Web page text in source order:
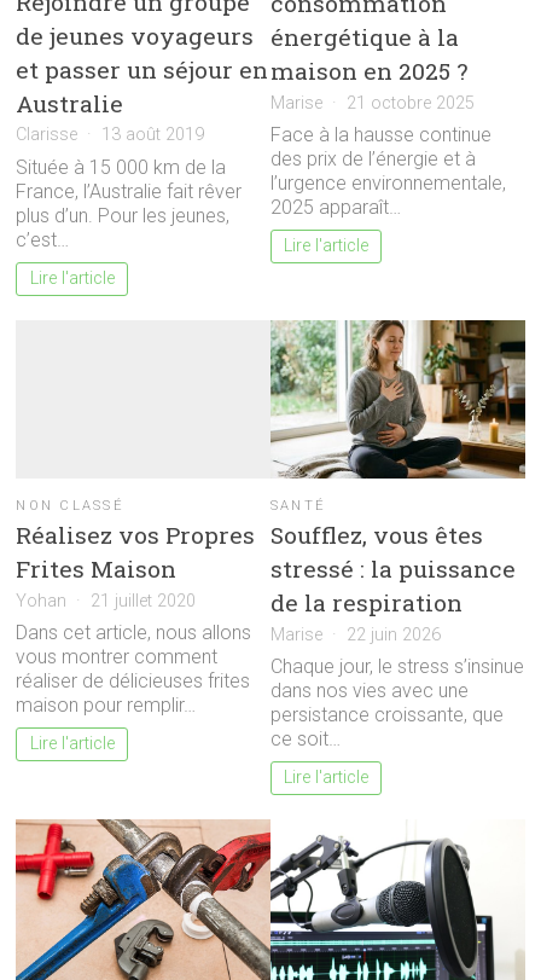
de jeunes voyageurs
et passer un séjour en
Australie
Clarisse 13 août 2019
Située à 15 000 km de la
France, l’Australie fait rêver
plus d’un. Pour les jeunes,
c’est…
Lire l'article
énergétique à la
maison en 2025 ?
Marise 21 octobre 2025
Face à la hausse continue
des prix de l’énergie et à
l’urgence environnementale,
2025 apparaît…
Lire l'article
NON CLASSÉ
Réalisez vos Propres
Frites Maison
Yohan 21 juillet 2020
Dans cet article, nous allons
vous montrer comment
réaliser de délicieuses frites
maison pour remplir…
Lire l'article
SANTÉ
Soufflez, vous êtes
stressé : la puissance
de la respiration
Marise 22 juin 2026
Chaque jour, le stress s’insinue
dans nos vies avec une
persistance croissante, que
ce soit…
Lire l'article